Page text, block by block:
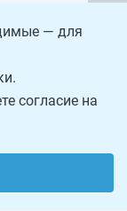
— для
согласие на